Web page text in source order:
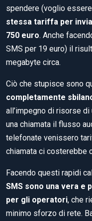
spendere (voglio
stessa tariffa per
750 euro. Anche
SMS per 19 euro) il
megabyte circa.
Ciò che stupisce sono
completamente
all’impegno di risorse
una chiamata il flusso
telefonate venissero
chiamata ci costerebbe
Facendo questi rapidi
SMS sono una vera e
per gli operatori, che
minimo sforzo di rete.